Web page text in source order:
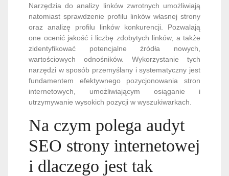
Narzędzia do analizy linków zwrotnych umożliwiają
natomiast sprawdzenie profilu linków własnej strony
oraz analizę profilu linków konkurencji. Pozwalają
one ocenić jakość i liczbę zdobytych linków, a także
zidentyfikować potencjalne źródła nowych,
wartościowych odnośników. Wykorzystanie tych
narzędzi w sposób przemyślany i systematyczny jest
fundamentem efektywnego pozycjonowania stron
internetowych, umożliwiającym osiąganie i
utrzymywanie wysokich pozycji w wyszukiwarkach.
Na czym polega audyt
SEO strony internetowej
i dlaczego jest tak